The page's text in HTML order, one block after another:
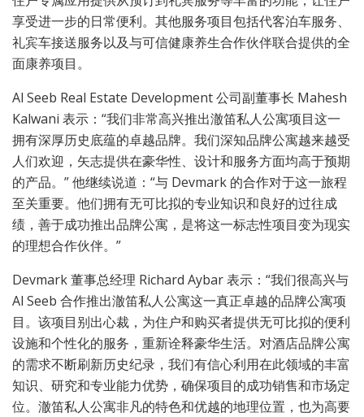
享受进一步的日常便利。其他服务项目包括代客泊车服务、
礼宾车接送服务以及与可信健康养生合作伙伴联合提供的全
面康养项目。
Al Seeb Real Estate Development 公司副董事长 Mahesh
Kalwani 表示：“我们非常高兴推出澈笛私人公寓项目这一
拥有深厚历史底蕴的卓越品牌。我们深知品牌公寓越来越受
人们欢迎，矢志提供在豪华性、设计和服务方面均高于预期
的产品。” 他继续说道：“与 Devmark 的合作对于这一旅程
至关重要。他们拥有无可比拟的专业知识和良好的过往成
绩，善于成功推出品牌公寓，是将这一标志性项目变为现实
的理想合作伙伴。”
Devmark 董事总经理 Richard Aybar 表示：“我们很高兴与
Al Seeb 合作推出澈笛私人公寓这一真正卓越的品牌公寓项
目。该项目别出心裁，为住户和购买者提供无可比拟的便利
设施和个性化的服务，重新诠释豪华生活。对酒店品牌公寓
的需求不断刷新历史纪录，我们有信心利用在此领域的丰富
知识、研究和专业能力优势，确保项目的成功销售和市场定
位。澈笛私人公寓非凡的特色和优越的地理位置，也为高要